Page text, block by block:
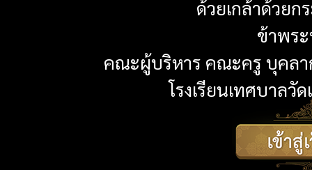
ด้วยเกล้าด้วยก
ข้าพร
คณะผู้บริหาร คณะครู บุคลา
โรงเรียนเทศบาลวั